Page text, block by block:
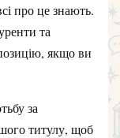
про це знають.
та
якщо ви
за
титулу, щоб